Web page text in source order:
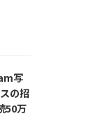
写
の招
50万